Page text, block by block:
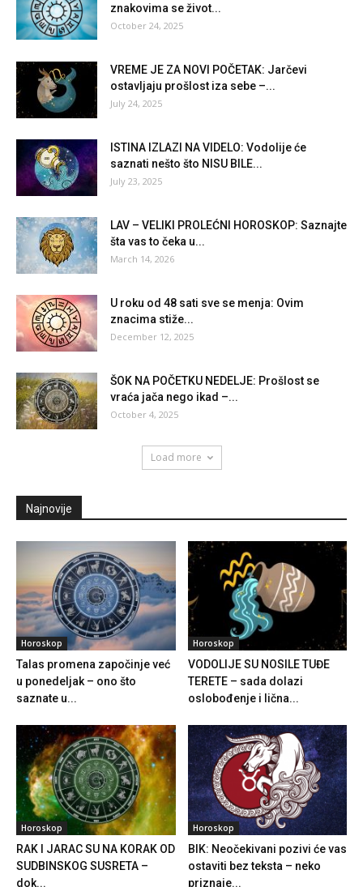
znakovima se život...
October 24, 2025
VREME JE ZA NOVI POČETAK: Jarčevi
ostavljaju prošlost iza sebe –...
July 24, 2025
ISTINA IZLAZI NA VIDELO: Vodolije će
saznati nešto što NISU BILE...
July 23, 2025
LAV – VELIKI PROLEĆNI HOROSKOP: Saznajte
šta vas to čeka u...
March 14, 2026
U roku od 48 sati sve se menja: Ovim
znacima stiže...
December 12, 2025
ŠOK NA POČETKU NEDELJE: Prošlost se
vraća jača nego ikad –...
October 4, 2025
Load more
Najnovije
Horoskop
Talas promena započinje već
u ponedeljak – ono što
saznate u...
Horoskop
VODOLIJE SU NOSILE TUĐE
TERETE – sada dolazi
oslobođenje i lična...
Horoskop
RAK I JARAC SU NA KORAK OD
SUDBINSKOG SUSRETA –
dok...
Horoskop
BIK: Neočekivani pozivi će vas
ostaviti bez teksta – neko
priznaje...